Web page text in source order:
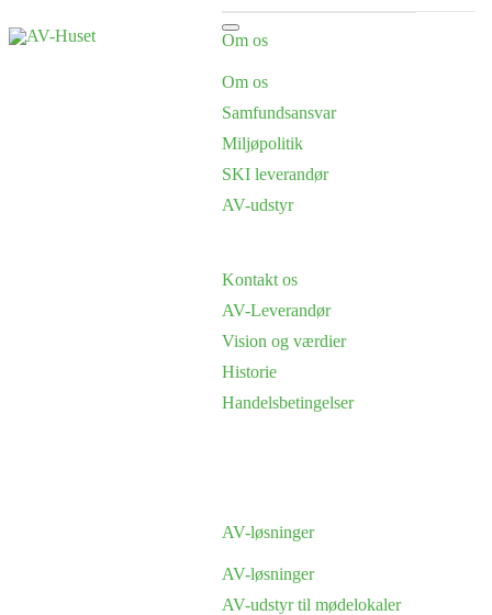
Om os
Om os
Samfundsansvar
Miljøpolitik
SKI leverandør
AV-udstyr
Kontakt os
AV-Leverandør
Vision og værdier
Historie
Handelsbetingelser
AV-løsninger
AV-løsninger
AV-udstyr til mødelokaler